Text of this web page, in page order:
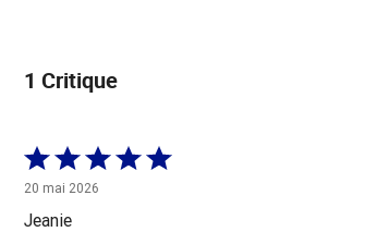
1 Critique
Coté
5 sur
5
20 mai 2026
Jeanie